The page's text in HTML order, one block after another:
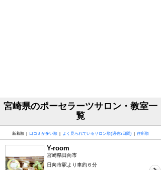
宮崎県のポーセラーツサロン・教室一
覧
新着順 | 口コミが多い順 よく見られているサロン順(過去3日間) 住所順
Y-room
宮崎県日向市
日向市駅より車約６分